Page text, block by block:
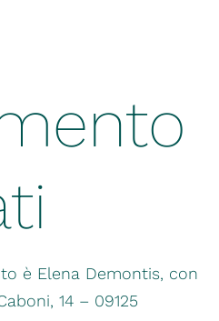
è Elena Demontis, con
14 – 09125